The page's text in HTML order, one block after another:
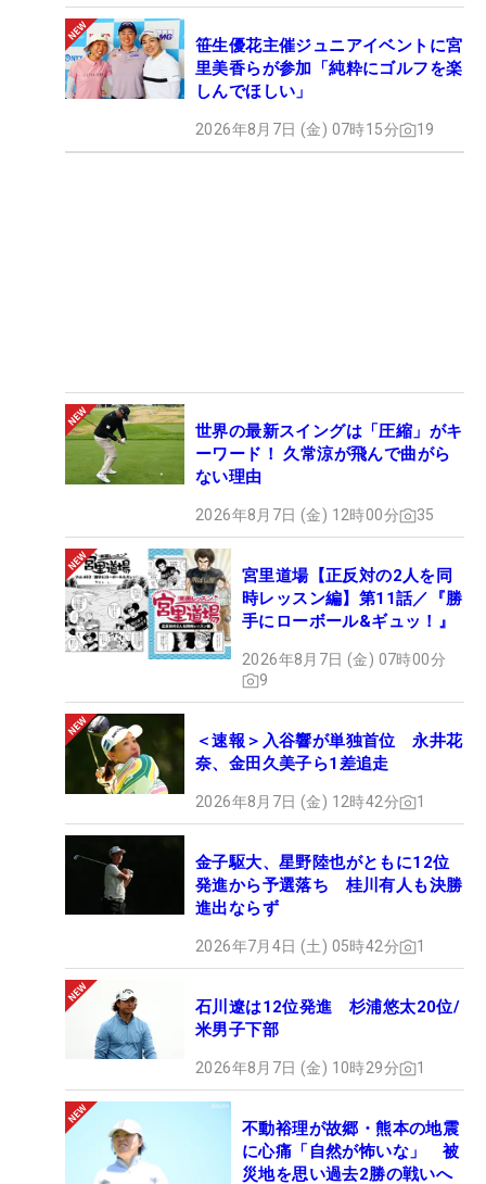
笹生優花主催ジュニアイベントに宮
里美香らが参加「純粋にゴルフを楽
しんでほしい」
2026年8月7日 (金) 07時15分 19
世界の最新スイングは「圧縮」がキ
ーワード！ 久常涼が飛んで曲がら
ない理由
2026年8月7日 (金) 12時00分 35
宮里道場【正反対の2人を同
時レッスン編】第11話／『勝
手にローボール&ギュッ！』
2026年8月7日 (金) 07時00分
9
＜速報＞入谷響が単独首位 永井花
奈、金田久美子ら1差追走
2026年8月7日 (金) 12時42分 1
金子駆大、星野陸也がともに12位
発進から予選落ち 桂川有人も決勝
進出ならず
2026年7月4日 (土) 05時42分 1
石川遼は12位発進 杉浦悠太20位/
米男子下部
2026年8月7日 (金) 10時29分 1
不動裕理が故郷・熊本の地震
に心痛「自然が怖いな」 被
災地を思い過去2勝の戦いへ